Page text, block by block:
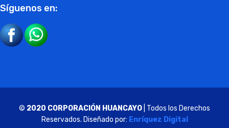
Síguenos en:
© 2020 CORPORACIÓN HUANCAYO | Todos los Derechos
Reservados. Diseñado por: Enríquez Digital